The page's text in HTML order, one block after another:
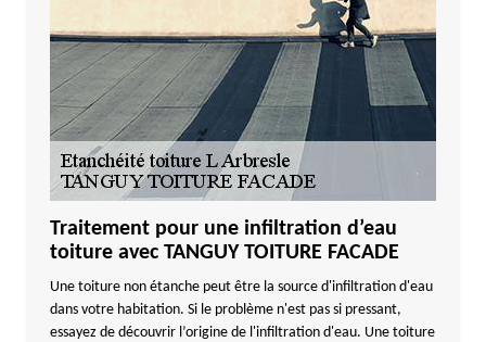
Traitement pour une infiltration d’eau
toiture avec TANGUY TOITURE FACADE
Une toiture non étanche peut être la source d'infiltration d'eau
dans votre habitation. Si le problème n'est pas si pressant,
essayez de découvrir l’origine de l'infiltration d'eau. Une toiture